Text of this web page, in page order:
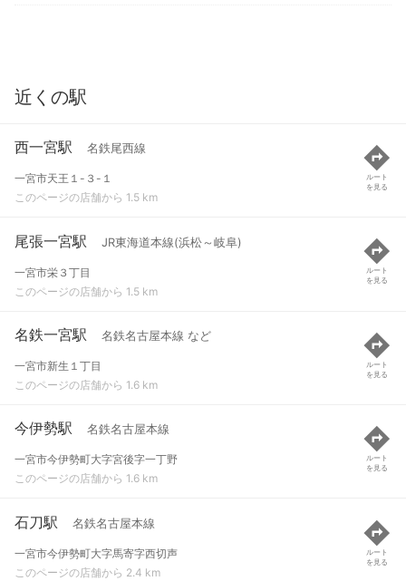
近くの駅
西一宮駅 名鉄尾西線
一宮市天王１-３-１
このページの店舗から 1.5 km
ルート
を見る
尾張一宮駅 JR東海道本線(浜松～岐阜)
一宮市栄３丁目
このページの店舗から 1.5 km
ルート
を見る
名鉄一宮駅 名鉄名古屋本線 など
一宮市新生１丁目
このページの店舗から 1.6 km
ルート
を見る
今伊勢駅 名鉄名古屋本線
一宮市今伊勢町大字宮後字一丁野
このページの店舗から 1.6 km
ルート
を見る
石刀駅 名鉄名古屋本線
一宮市今伊勢町大字馬寄字西切声
このページの店舗から 2.4 km
ルート
を見る